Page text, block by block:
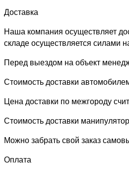
Доставка
Наша компания осуществляет
складе осуществляется силами
Перед выездом на объект
Стоимость доставки
Цена доставки по межгороду
Стоимость доставки
Можно забрать свой заказ
Оплата